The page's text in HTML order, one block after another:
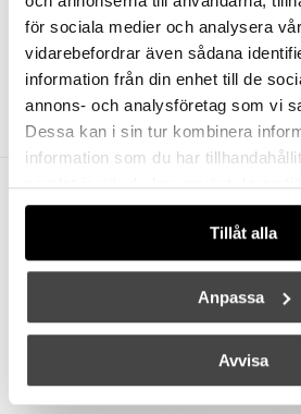
för sociala medier och analysera
vidarebefordrar även sådana
information från din enhet till de
annons- och analysföretag som vi
Dessa kan i sin tur kombinera
information som du har
samlat in när du har använt deras
Tillåt alla
Anpassa
Avvisa
DESIGN FOR THE PEOPLE
Versale 50 Pendel Svart
2799 kr 2239 kr
Andra